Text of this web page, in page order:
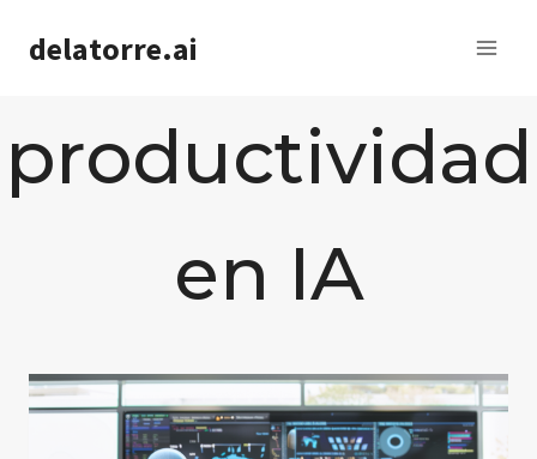
delatorre.ai
productividad
en IA